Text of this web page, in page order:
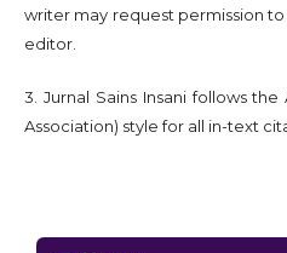
writer may request permission
editor.
3. Jurnal Sains Insani follows
Association) style for all in-text